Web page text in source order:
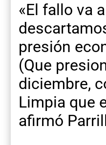
«El fallo va
presión
(Que
diciembre,
Limpia que
afirmó